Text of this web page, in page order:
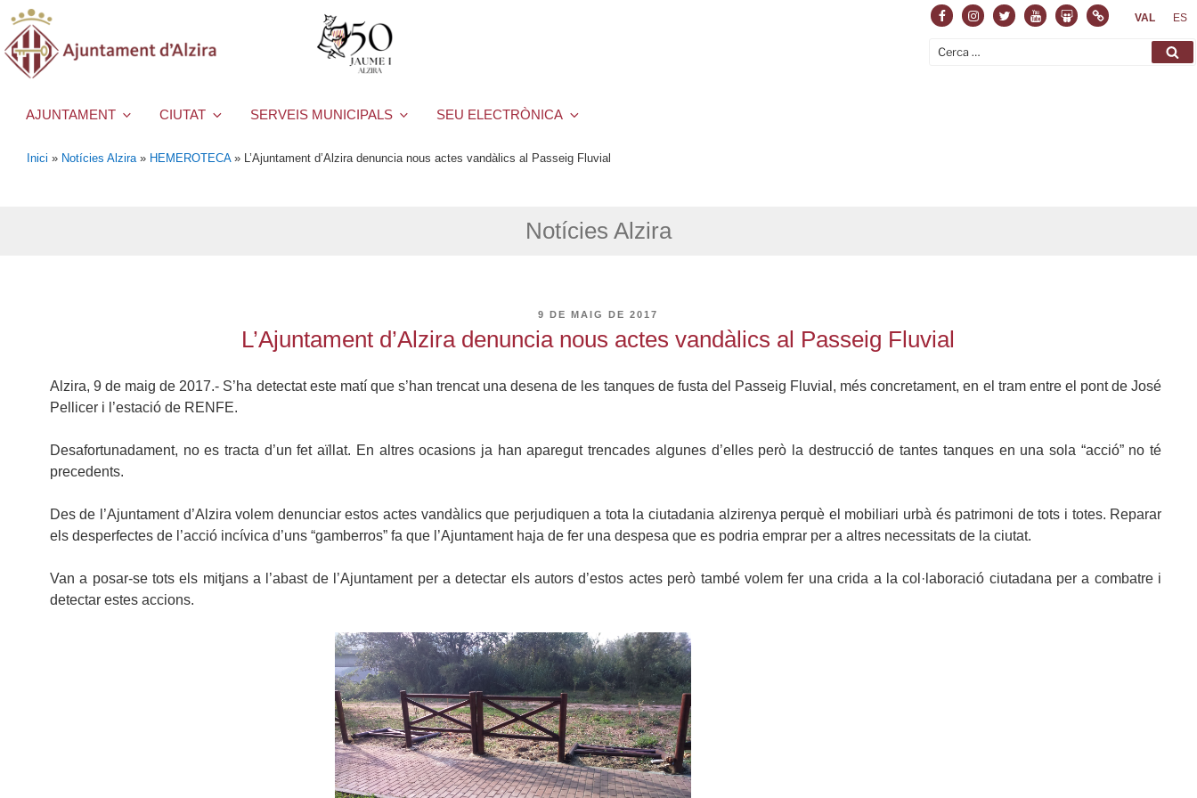
FacebookInstagram
TwitterYoutubeSlideshare
NormasVAL ES
Cerca:
AJUNTAMENT CIUTAT SERVEIS MUNICIPALS SEU ELECTRÒNICA
Inici » Notícies Alzira » HEMEROTECA» L’Ajuntament d’Alzira denuncia nous actes vandàlics al Passeig Fluvial
Notícies Alzira
PUBLICAT
9 DE MAIG DE 2017
L’Ajuntament d’Alzira denuncia nous actes vandàlics al Passeig Fluvial
Alzira, 9 de maig de 2017.- S’ha detectat este matí que s’han trencat una desena de les tanques de fusta del Passeig Fluvial, més concretament, en el tram entre el pont de José
Pellicer i l’estació de RENFE.
Desafortunadament, no es tracta d’un fet aïllat. En altres ocasions ja han aparegut trencades algunes d’elles però la destrucció de tantes tanques en una sola “acció” no té
precedents.
Des de l’Ajuntament d’Alzira volem denunciar estos actes vandàlics que perjudiquen a tota la ciutadania alzirenya perquè el mobiliari urbà és patrimoni de tots i totes. Reparar
els desperfectes de l’acció incívica d’uns “gamberros” fa que l’Ajuntament haja de fer una despesa que es podria emprar per a altres necessitats de la ciutat.
Van a posar-se tots els mitjans a l’abast de l’Ajuntament per a detectar els autors d’estos actes però també volem fer una crida a la col·laboració ciutadana per a combatre i
detectar estes accions.